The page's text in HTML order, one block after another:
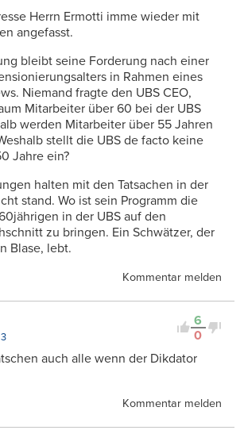
Herrn Ermotti imme wieder mit
angefasst.
bleibt seine Forderung nach einer
in Rahmen eines
Niemand fragte den UBS CEO,
Mitarbeiter über 60 bei der UBS
werden Mitarbeiter über 55 Jahren
stellt die UBS de facto keine
Jahre ein?
halten mit den Tatsachen in der
stand. Wo ist sein Programm die
in der UBS auf den
zu bringen. Ein Schwätzer, der
Blase, lebt.
Kommentar melden
6
0
auch alle wenn der Dikdator
Kommentar melden